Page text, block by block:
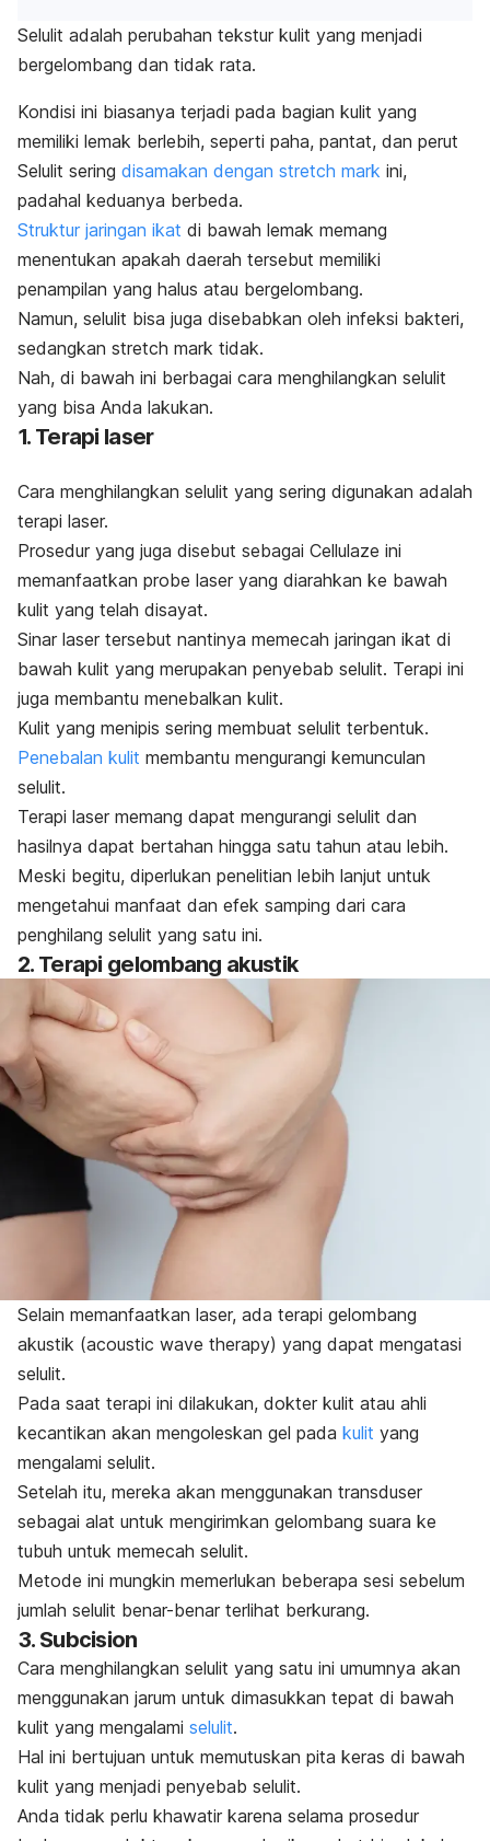
Selulit adalah perubahan tekstur kulit yang menjadi
bergelombang dan tidak rata.
Kondisi ini biasanya terjadi pada bagian kulit yang
memiliki lemak berlebih, seperti paha, pantat, dan perut
Selulit sering disamakan dengan stretch mark ini,
padahal keduanya berbeda.
Struktur jaringan ikat di bawah lemak memang
menentukan apakah daerah tersebut memiliki
penampilan yang halus atau bergelombang.
Namun, selulit bisa juga disebabkan oleh infeksi bakteri,
sedangkan stretch mark tidak.
Nah, di bawah ini berbagai cara menghilangkan selulit
yang bisa Anda lakukan.
1. Terapi laser
Cara menghilangkan selulit yang sering digunakan adalah
terapi laser.
Prosedur yang juga disebut sebagai Cellulaze ini
memanfaatkan probe laser yang diarahkan ke bawah
kulit yang telah disayat.
Sinar laser tersebut nantinya memecah jaringan ikat di
bawah kulit yang merupakan penyebab selulit. Terapi ini
juga membantu menebalkan kulit.
Kulit yang menipis sering membuat selulit terbentuk.
Penebalan kulit membantu mengurangi kemunculan
selulit.
Terapi laser memang dapat mengurangi selulit dan
hasilnya dapat bertahan hingga satu tahun atau lebih.
Meski begitu, diperlukan penelitian lebih lanjut untuk
mengetahui manfaat dan efek samping dari cara
penghilang selulit yang satu ini.
2. Terapi gelombang akustik
Selain memanfaatkan laser, ada terapi gelombang
akustik (acoustic wave therapy) yang dapat mengatasi
selulit.
Pada saat terapi ini dilakukan, dokter kulit atau ahli
kecantikan akan mengoleskan gel pada kulit yang
mengalami selulit.
Setelah itu, mereka akan menggunakan transduser
sebagai alat untuk mengirimkan gelombang suara ke
tubuh untuk memecah selulit.
Metode ini mungkin memerlukan beberapa sesi sebelum
jumlah selulit benar-benar terlihat berkurang.
3. Subcision
Cara menghilangkan selulit yang satu ini umumnya akan
menggunakan jarum untuk dimasukkan tepat di bawah
kulit yang mengalami selulit.
Hal ini bertujuan untuk memutuskan pita keras di bawah
kulit yang menjadi penyebab selulit.
Anda tidak perlu khawatir karena selama prosedur